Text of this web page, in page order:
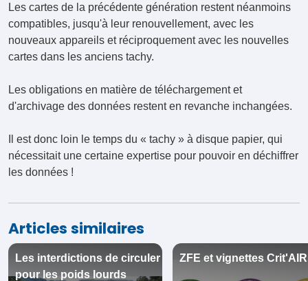
Les cartes de la précédente génération restent néanmoins
compatibles, jusqu'à leur renouvellement, avec les
nouveaux appareils et réciproquement avec les nouvelles
cartes dans les anciens tachy.
Les obligations en matière de téléchargement et
d'archivage des données restent en revanche inchangées.
Il est donc loin le temps du « tachy » à disque papier, qui
nécessitait une certaine expertise pour pouvoir en déchiffrer
les données !
Articles similaires
Les interdictions de circuler
pour les poids lourds
ZFE et vignettes Crit'AIR